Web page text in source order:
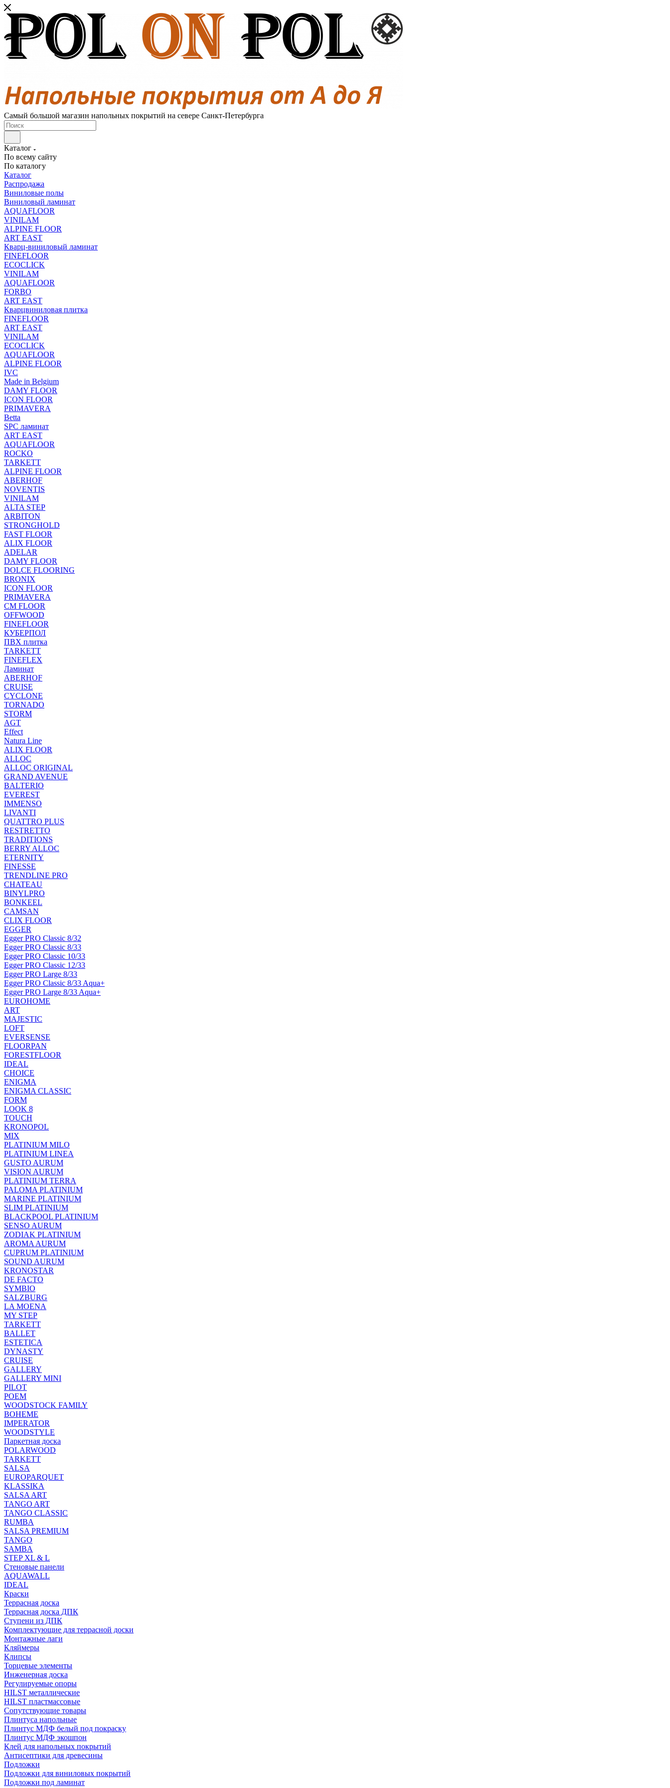
Самый большой магазин напольных покрытий на севере Санкт-Петербурга
Каталог
По всему сайту
По каталогу
Каталог
Распродажа
Виниловые полы
Виниловый ламинат
AQUAFLOOR
VINILAM
ALPINE FLOOR
ART EAST
Кварц-виниловый ламинат
FINEFLOOR
ECOCLICK
VINILAM
AQUAFLOOR
FORBO
ART EAST
Кварцвиниловая плитка
FINEFLOOR
ART EAST
VINILAM
ECOCLICK
AQUAFLOOR
ALPINE FLOOR
IVC
Made in Belgium
DAMY FLOOR
ICON FLOOR
PRIMAVERA
Betta
SPC ламинат
ART EAST
AQUAFLOOR
ROCKO
TARKETT
ALPINE FLOOR
ABERHOF
NOVENTIS
VINILAM
ALTA STEP
ARBITON
STRONGHOLD
FAST FLOOR
ALIX FLOOR
ADELAR
DAMY FLOOR
DOLCE FLOORING
BRONIX
ICON FLOOR
PRIMAVERA
CM FLOOR
OFFWOOD
FINEFLOOR
КУБЕРПОЛ
ПВХ плитка
TARKETT
FINEFLEX
Ламинат
ABERHOF
CRUISE
CYCLONE
TORNADO
STORM
AGT
Effect
Natura Line
ALIX FLOOR
ALLOC
ALLOC ORIGINAL
GRAND AVENUE
BALTERIO
EVEREST
IMMENSO
LIVANTI
QUATTRO PLUS
RESTRETTO
TRADITIONS
BERRY ALLOC
ETERNITY
FINESSE
TRENDLINE PRO
CHATEAU
BINYLPRO
BONKEEL
CAMSAN
CLIX FLOOR
EGGER
Egger PRO Classic 8/32
Egger PRO Classic 8/33
Egger PRO Classic 10/33
Egger PRO Classic 12/33
Egger PRO Large 8/33
Egger PRO Classic 8/33 Aqua+
Egger PRO Large 8/33 Aqua+
EUROHOME
ART
MAJESTIC
LOFT
EVERSENSE
FLOORPAN
FORESTFLOOR
IDEAL
CHOICE
ENIGMA
ENIGMA CLASSIC
FORM
LOOK 8
TOUCH
KRONOPOL
MIX
PLATINIUM MILO
PLATINIUM LINEA
GUSTO AURUM
VISION AURUM
PLATINIUM TERRA
PALOMA PLATINIUM
MARINE PLATINIUM
SLIM PLATINIUM
BLACKPOOL PLATINIUM
SENSO AURUM
ZODIAK PLATINIUM
AROMA AURUM
CUPRUM PLATINIUM
SOUND AURUM
KRONOSTAR
DE FACTO
SYMBIO
SALZBURG
LA MOENA
MY STEP
TARKETT
BALLET
ESTETICA
DYNASTY
CRUISE
GALLERY
GALLERY MINI
PILOT
POEM
WOODSTOCK FAMILY
BOHEME
IMPERATOR
WOODSTYLE
Паркетная доска
POLARWOOD
TARKETT
SALSA
EUROPARQUET
KLASSIKA
SALSA ART
TANGO ART
TANGO CLASSIC
RUMBA
SALSA PREMIUM
TANGO
SAMBA
STEP XL & L
Стеновые панели
AQUAWALL
IDEAL
Краски
Террасная доска
Террасная доска ДПК
Ступени из ДПК
Комплектующие для террасной доски
Монтажные лаги
Кляймеры
Клипсы
Торцевые элементы
Инженерная доска
Регулируемые опоры
HILST металлические
HILST пластмассовые
Сопутствующие товары
Плинтуса напольные
Плинтус МДФ белый под покраску
Плинтус МДФ экошпон
Клей для напольных покрытий
Антисептики для древесины
Подложки
Подложки для виниловых покрытий
Подложки под ламинат